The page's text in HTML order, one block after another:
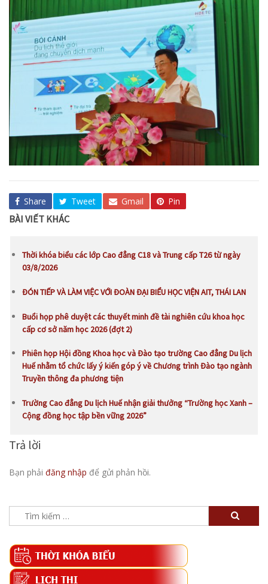
Share Tweet Gmail Pin
BÀI VIẾT KHÁC
Thời khóa biểu các lớp Cao đẳng C18 và Trung cấp T26 từ ngày
03/8/2026
ĐÓN TIẾP VÀ LÀM VIỆC VỚI ĐOÀN ĐẠI BIỂU HỌC VIỆN AIT, THÁI LAN
Buổi họp phê duyệt các thuyết minh đề tài nghiên cứu khoa học
cấp cơ sở năm học 2026 (đợt 2)
Phiên họp Hội đồng Khoa học và Đào tạo trường Cao đẳng Du lịch
Huế nhằm tổ chức lấy ý kiến góp ý về Chương trình Đào tạo ngành
Truyền thông đa phương tiện
Trường Cao đẳng Du lịch Huế nhận giải thưởng “Trường học Xanh –
Cộng đồng học tập bền vững 2026”
Trả lời
Bạn phải đăng nhập để gửi phản hồi.
kiếm